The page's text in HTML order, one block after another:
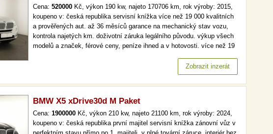
Cena: 520000 Kč, výkon 190 kw, najeto 170706 km, rok výroby: 2015,
koupeno v: česká republika servisní knížka více než 19 000 kvalitních
a prověřených aut. až 36 měsíců garance na mechanický stav vozu,
kontrola najetých km. doživotní záruka legálního původu. výkup všech
modelů a značek, férové ceny, peníze ihned a v hotovosti. více než 19
mechanický stav vozu, kontrola najetých km. doživotní záruka…
Zobrazit inzerát
BMW X5 xDrive30d M Paket
Cena: 1900000 Kč, výkon 210 kw, najeto 21100 km, rok výroby: 2024,
koupeno v: česká republika první majitel servisní knížka zánovní vůz v